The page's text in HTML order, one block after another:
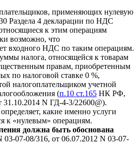
применяющих нулевую
Раздела 4 декларации по НДС
к этим операциям
возможно, что
входного НДС по таким операциям.
налога, относящейся к товарам
правам, приобретенным
по налоговой ставке 0 %,
налогоплательщиком учетной
(п.10 ст.165 НК РФ,
N ГД-4-3/22600@).
какие именно услуги
к «нулевым» операциям.
должна быть обоснована
03-07-08/316, от 06.07.2012 N 03-07-